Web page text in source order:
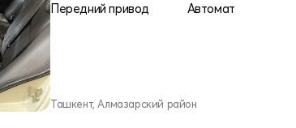
Передний привод
Автомат
Ташкент, Алмазарский район